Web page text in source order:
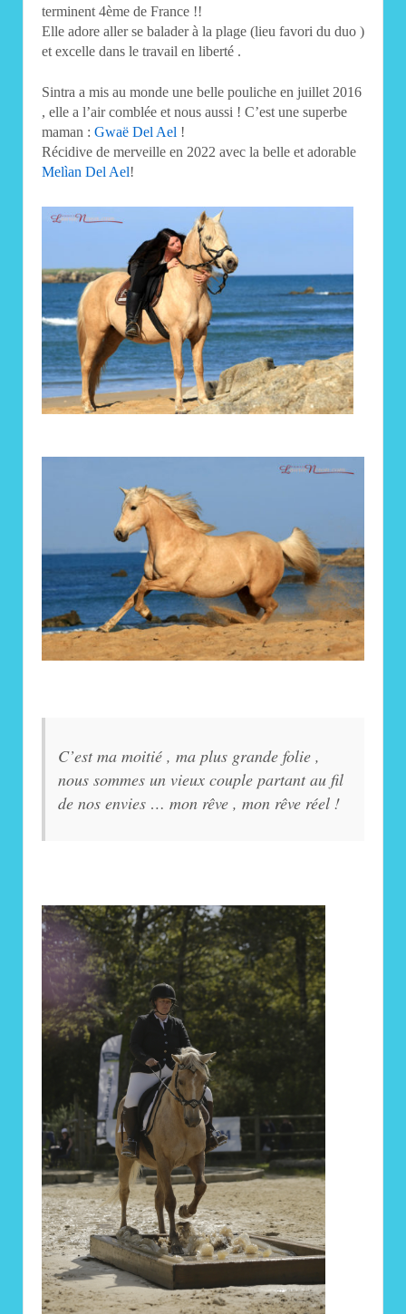
terminent 4ème de France !!
Elle adore aller se balader à la plage (lieu favori du duo )
et excelle dans le travail en liberté .
Sintra a mis au monde une belle pouliche en juillet 2016
, elle a l’air comblée et nous aussi ! C’est une superbe
maman : Gwaë Del Ael !
Récidive de merveille en 2022 avec la belle et adorable
Melìan Del Ael!
C’est ma moitié , ma plus grande folie ,
nous sommes un vieux couple partant au fil
de nos envies … mon rêve , mon rêve réel !